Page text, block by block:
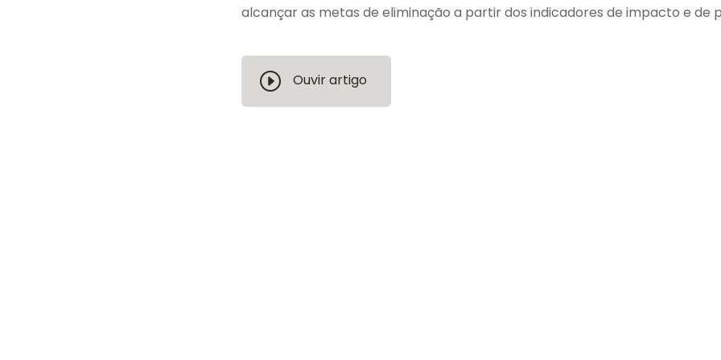
alcançar as metas de eliminação a partir dos indicadores de impacto e de
Ouvir artigo